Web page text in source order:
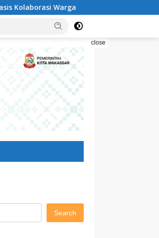
Pilah Sampah Solusi Menyelamatkan
close
Search